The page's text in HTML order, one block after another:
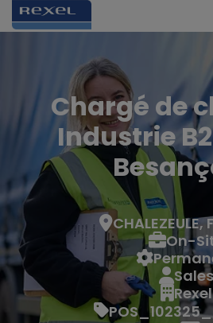
Chargé de
Industrie
On-
Sales
Rexel